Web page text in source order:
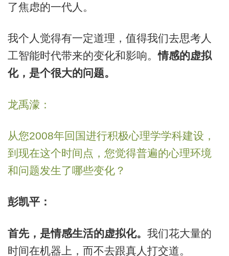
了焦虑的一代人。
我个人觉得有一定道理，值得我们去思考人
工智能时代带来的变化和影响。情感的虚拟
化，是个很大的问题。
龙禹濛：
从您2008年回国进行积极心理学学科建设，
到现在这个时间点，您觉得普遍的心理环境
和问题发生了哪些变化？
彭凯平：
首先，是情感生活的虚拟化。 我们花大量的
时间在机器上，而不去跟真人打交道。